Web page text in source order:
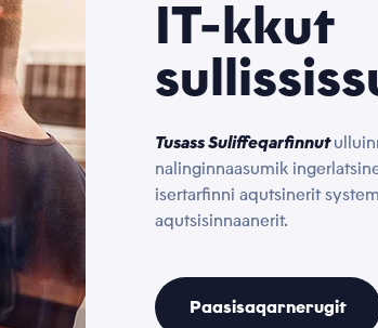
IT-kkut
Tusass Suliffeqarfinnut
nalinginnaasumik
isertarfinni aqutsinerit
aqutsisinnaanerit.
Paasisaqarnerugit